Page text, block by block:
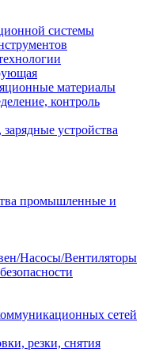
системы
материалы
контроль
устройства
промышленные и
Насосы/Вентиляторы
сетей
резки, снятия